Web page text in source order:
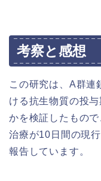
考察と感想
この研究は、A群連
ける抗生物質の投
かを検証したもの
治療が10日間の現
報告しています。